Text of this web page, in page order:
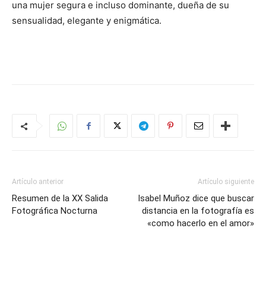
una mujer segura e incluso dominante, dueña de su
sensualidad, elegante y enigmática.
Artículo anterior
Resumen de la XX Salida
Fotográfica Nocturna
Artículo siguiente
Isabel Muñoz dice que buscar
distancia en la fotografía es
«como hacerlo en el amor»